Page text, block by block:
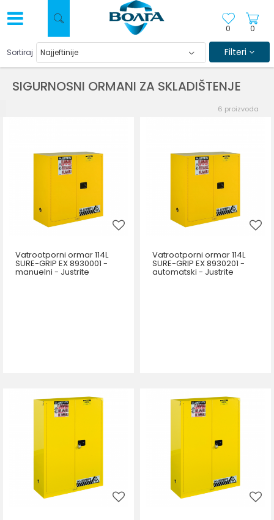
0
0
SIGURNOSNI ORMANI ZA SKLADIŠTENJE
Sortiraj Filteri
6 proizvoda
Vatrootporni ormar 114L
SURE-GRIP EX 8930001 -
manuelni - Justrite
Vatrootporni ormar 114L
SURE-GRIP EX 8930201 -
automatski - Justrite